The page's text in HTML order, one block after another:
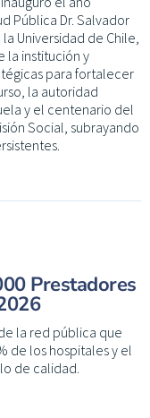
Pública Dr. Salvador
Universidad de Chile,
la institución y
para fortalecer
la autoridad
y el centenario del
Social, subrayando
Prestadores
la red pública que
de los hospitales y el
de calidad.